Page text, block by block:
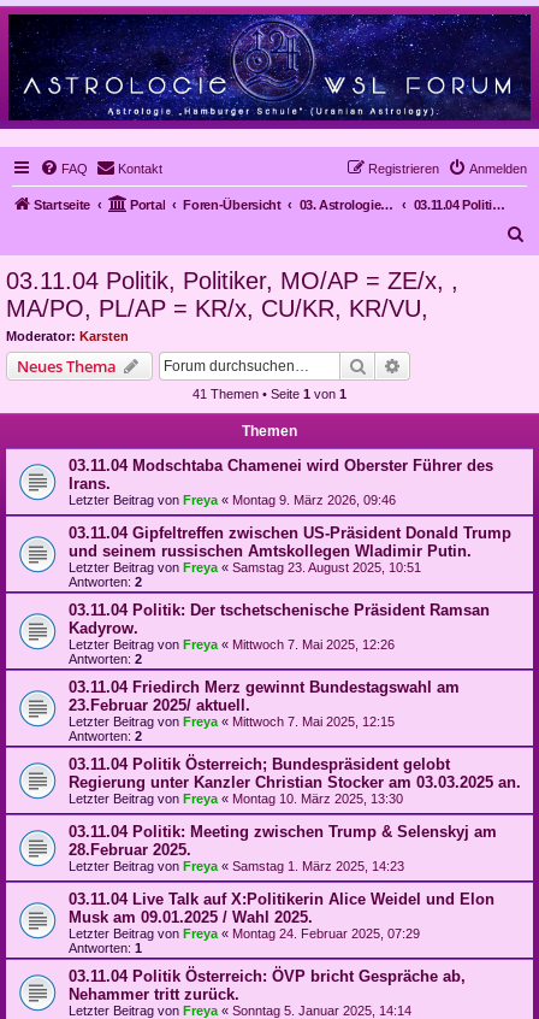
FAQ Kontakt Anmelden
Registrieren
Startseite Portal Foren-Übersicht 03. Astrologie im Alltag, Mundanastrologie, Stundenastrologie, Objekt-Astrologie
03.11.04 Politik, Politiker, MO/AP = ZE/x, , MA/PO, PL/AP = KR/x, CU/KR, KR/VU,
03.11.04 Politik, Politiker, MO/AP = ZE/x, ,
MA/PO, PL/AP = KR/x, CU/KR, KR/VU,
Moderator: Karsten
Neues Thema Suche
41 Themen • Seite 1 von 1
Themen
03.11.04 Modschtaba Chamenei wird Oberster Führer des
Irans.
Letzter Beitrag von Freya « Montag 9. März 2026, 09:46
03.11.04 Gipfeltreffen zwischen US-Präsident Donald Trump
und seinem russischen Amtskollegen Wladimir Putin.
Letzter Beitrag von Freya « Samstag 23. August 2025, 10:51
Antworten: 2
03.11.04 Politik: Der tschetschenische Präsident Ramsan
Kadyrow.
Letzter Beitrag von Freya « Mittwoch 7. Mai 2025, 12:26
Antworten: 2
03.11.04 Friedirch Merz gewinnt Bundestagswahl am
23.Februar 2025/ aktuell.
Letzter Beitrag von Freya « Mittwoch 7. Mai 2025, 12:15
Antworten: 2
03.11.04 Politik Österreich; Bundespräsident gelobt
Regierung unter Kanzler Christian Stocker am 03.03.2025 an.
Letzter Beitrag von Freya « Montag 10. März 2025, 13:30
03.11.04 Politik: Meeting zwischen Trump & Selenskyj am
28.Februar 2025.
Letzter Beitrag von Freya « Samstag 1. März 2025, 14:23
03.11.04 Live Talk auf X:Politikerin Alice Weidel und Elon
Musk am 09.01.2025 / Wahl 2025.
Letzter Beitrag von Freya « Montag 24. Februar 2025, 07:29
Antworten: 1
03.11.04 Politik Österreich: ÖVP bricht Gespräche ab,
Nehammer tritt zurück.
Letzter Beitrag von Freya « Sonntag 5. Januar 2025, 14:14